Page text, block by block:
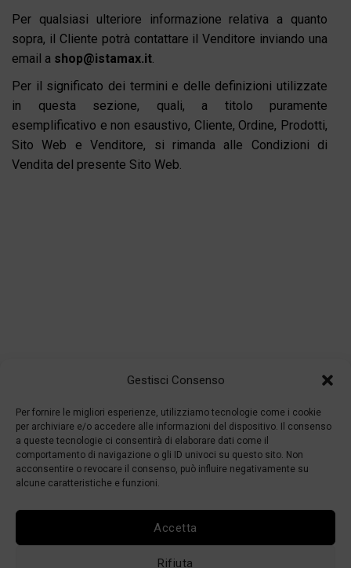
Gestisci Consenso
Per fornire le migliori esperienze, utilizziamo tecnologie come i cookie
per archiviare e/o accedere alle informazioni del dispositivo. Il consenso
a queste tecnologie ci consentirà di elaborare dati come il
comportamento di navigazione o gli ID univoci su questo sito. Non
acconsentire o revocare il consenso, può influire negativamente su
alcune caratteristiche e funzioni.
Accetta
Rifiuta
Per qualsiasi ulteriore informazione relativa a quanto
sopra, il Cliente potrà contattare il Venditore inviando una
email a shop@istamax.it
Per il significato dei termini e delle definizioni utilizzate
in questa sezione, quali, a titolo puramente
esemplificativo e non esaustivo, Cliente, Ordine, Prodotti,
Sito Web e Venditore, si rimanda alle Condizioni di
Vendita del presente Sito Web.